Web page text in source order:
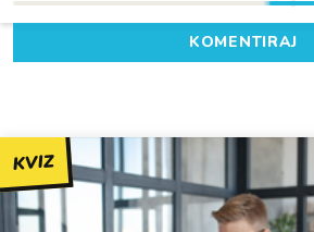
KOMENTIRAJ
KVIZ